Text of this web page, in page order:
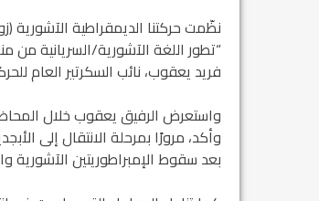
“تطور اللغة الآشورية/السريانية من
فريد يعقوب، نائب السكرتير العام
واستعرض الرفيق يعقوب خلال
وأكد، مرورًا بمرحلة الانتقال إلى
بعد سقوط الإمبراطوريتين الآشورية